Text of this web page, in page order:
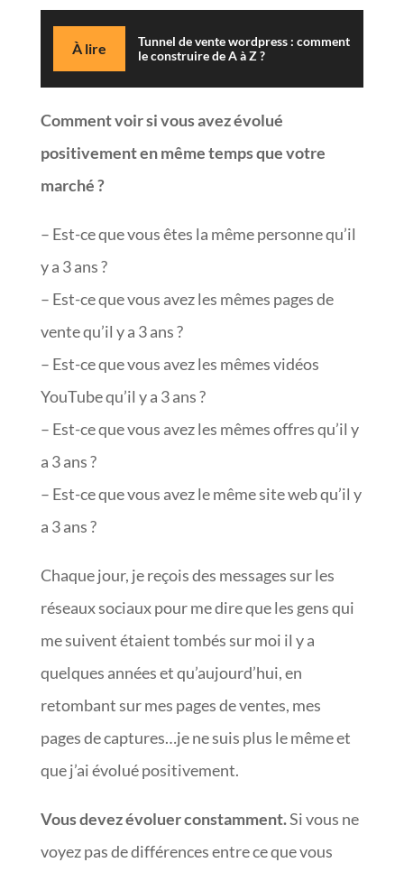
À lire
Tunnel de vente wordpress : comment
le construire de A à Z ?
Comment voir si vous avez évolué
positivement en même temps que votre
marché ?
– Est-ce que vous êtes la même personne qu’il
y a 3 ans ?
– Est-ce que vous avez les mêmes pages de
vente qu’il y a 3 ans ?
– Est-ce que vous avez les mêmes vidéos
YouTube qu’il y a 3 ans ?
– Est-ce que vous avez les mêmes offres qu’il y
a 3 ans ?
– Est-ce que vous avez le même site web qu’il y
a 3 ans ?
Chaque jour, je reçois des messages sur les
réseaux sociaux pour me dire que les gens qui
me suivent étaient tombés sur moi il y a
quelques années et qu’aujourd’hui, en
retombant sur mes pages de ventes, mes
pages de captures…je ne suis plus le même et
que j’ai évolué positivement.
Vous devez évoluer constamment.Si vous ne
voyez pas de différences entre ce que vous